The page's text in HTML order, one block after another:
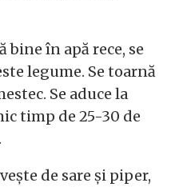
bine în apă rece, se
legume. Se toarnă
Se aduce la
timp de 25-30 de
de sare și piper,